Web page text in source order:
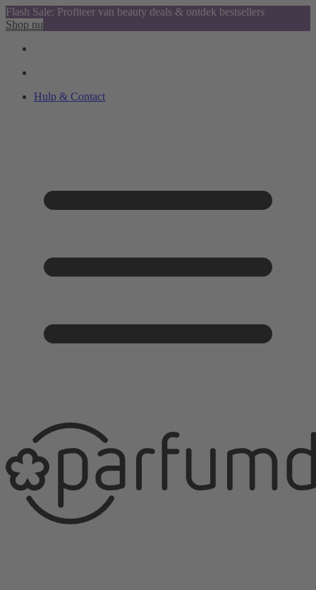
Flash Sale: Profiteer van beauty deals & ontdek bestsellers
Shop nu
Hulp & Contact